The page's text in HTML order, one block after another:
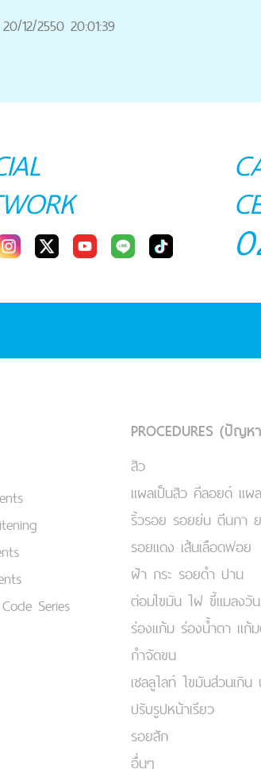
20/12/2550 20:01:39
Series
PROCEDURES (ปัญห
สิว
แผลเป็นสิว คีลอยด์ แผ
ริ้วรอย รอยย่น ตีนกา
รอยแดง เส้นเลือดฟอย
ฝ้า กระ รอยดำ ปาน
ต่อมไขมัน ไฝ ขี้แมลงวั
ร่องแก้ม ร่องน้ำตา แก้
กำจัดขน
เชลลูไลท์ ไขมันส่วนเกิน
ปรับรูปหน้าเรียว
รอยสัก
อื่นๆ